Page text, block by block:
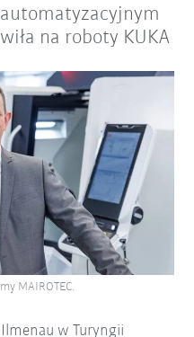
na roboty KUKA
w Turyngii
MAIROTEC.